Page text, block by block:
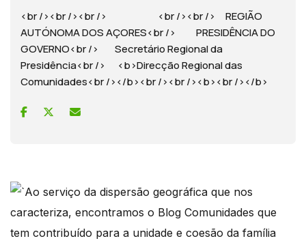
<br /><br /><br /> <br /><br /> REGIÃO
AUTÓNOMA DOS AÇORES<br /> PRESIDÊNCIA DO
GOVERNO<br /> Secretário Regional da
Presidência<br /> <b>Direcção Regional das
Comunidades<br /></b><br /><br /><b><br /></b>